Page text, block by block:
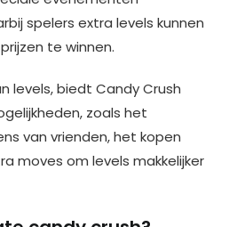
spelers extra levels kunnen
te winnen.
levels, biedt Candy Crush
zoals het
van vrienden, het kopen
moves om levels makkelijker